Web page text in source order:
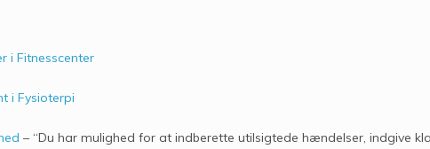
i Fitnesscenter
i Fysioterpi
– “Du har mulighed for at indberette utilsigtede hændelser, indgive